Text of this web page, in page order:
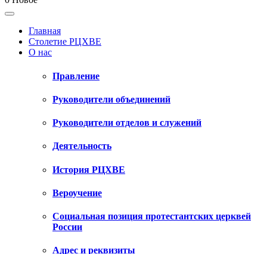
Главная
Столетие РЦХВЕ
О нас
Правление
Руководители объединений
Руководители отделов и служений
Деятельность
История РЦХВЕ
Вероучение
Социальная позиция протестантских церквей
России
Адрес и реквизиты